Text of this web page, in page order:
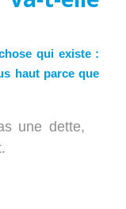
qui existe :
haut parce que
une dette,